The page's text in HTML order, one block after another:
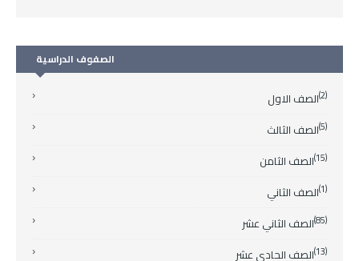
الصفوف الدراسية
الصف الاول (2)
الصف الثالث (5)
الصف الثامن (15)
الصف الثاني (1)
الصف الثاني عشر (85)
الصف الحادي عشر (13)